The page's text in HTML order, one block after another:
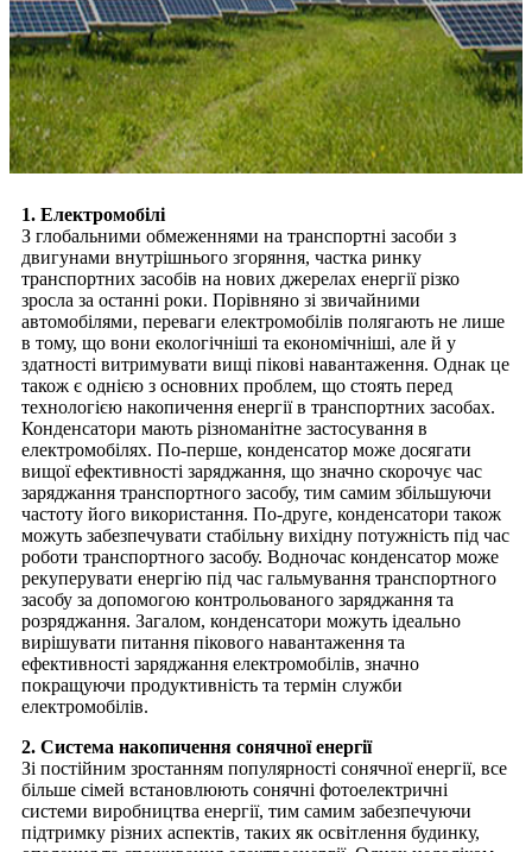
1. Електромобілі
З глобальними обмеженнями на транспортні засоби з
двигунами внутрішнього згоряння, частка ринку
транспортних засобів на нових джерелах енергії різко
зросла за останні роки. Порівняно зі звичайними
автомобілями, переваги електромобілів полягають не лише
в тому, що вони екологічніші та економічніші, але й у
здатності витримувати вищі пікові навантаження. Однак це
також є однією з основних проблем, що стоять перед
технологією накопичення енергії в транспортних засобах.
Конденсатори мають різноманітне застосування в
електромобілях. По-перше, конденсатор може досягати
вищої ефективності заряджання, що значно скорочує час
заряджання транспортного засобу, тим самим збільшуючи
частоту його використання. По-друге, конденсатори також
можуть забезпечувати стабільну вихідну потужність під час
роботи транспортного засобу. Водночас конденсатор може
рекуперувати енергію під час гальмування транспортного
засобу за допомогою контрольованого заряджання та
розряджання. Загалом, конденсатори можуть ідеально
вирішувати питання пікового навантаження та
ефективності заряджання електромобілів, значно
покращуючи продуктивність та термін служби
електромобілів.
2. Система накопичення сонячної енергії
Зі постійним зростанням популярності сонячної енергії, все
більше сімей встановлюють сонячні фотоелектричні
системи виробництва енергії, тим самим забезпечуючи
підтримку різних аспектів, таких як освітлення будинку,